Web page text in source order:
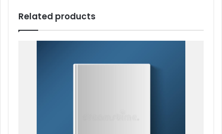
Related products